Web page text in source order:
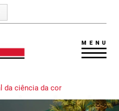
MENU
da ciência da cor